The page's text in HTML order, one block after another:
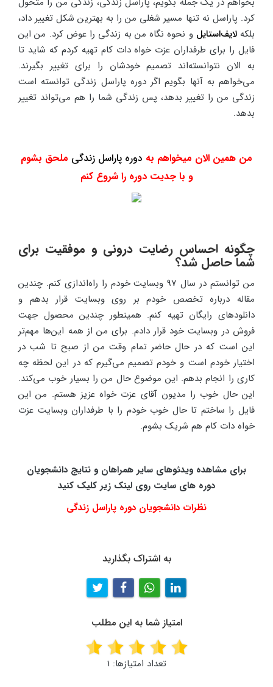
کرد. پاراسل نه تنها مسیر شغلی من را به بهترین شکل تغییر داد،
بلکهلایف‌استایل و نحوه نگاه من به زندگی را عوض کرد. من این
فایل را برای طرفداران عزت خواه دات کام تهیه کردم که شاید تا
به الان نتوانسته‌اند تصمیم خودشان را برای تغییر بگیرند.
می‌خواهم به آنها بگویم اگر دوره پاراسل زندگی توانسته است
زندگی من را تغییر بدهد، پس زندگی شما را هم می‌تواند تغییر
بدهد.
من همین الان میخواهم به دوره پاراسل زندگی ملحق بشوم
و با جدیت دوره را شروع کنم
چگونه احساس رضایت درونی و موفقیت برای
شما حاصل شد؟
من توانستم در سال 97 وبسایت خودم را راه‌اندازی کنم. چندین
مقاله درباره تخصص خودم بر روی وبسایت قرار بدهم و
دانلودهای رایگان تهیه کنم. همینطور چندین محصول جهت
فروش در وبسایت خود قرار دادم. برای من از همه این‌ها مهم‌تر
این است که در حال حاضر تمام وقت من از صبح تا شب در
اختیار خودم است و خودم تصمیم می‌گیرم که در این لحظه چه
کاری را انجام بدهم. این موضوع حال من را بسیار خوب می‌کند.
این حال خوب را مدیون آقای عزت خواه عزیز هستم. من این
فایل را ساختم تا حال خوب خودم را با طرفداران وبسایت عزت
خواه دات کام هم شریک بشوم.
برای مشاهده ویدئوهای سایر همراهان و نتایج دانشجویان
دوره های سایت روی لینک زیر کلیک کنید
نظرات دانشجویان دوره پاراسل زندگی
به اشتراک بگذارید
امتیاز شما به این مطلب
تعداد امتیازها: 1